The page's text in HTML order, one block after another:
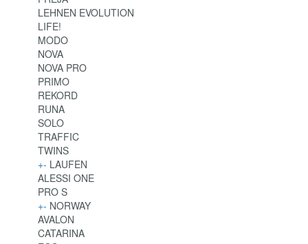
LEHNEN EVOLUTION
LIFE!
MODO
NOVA
NOVA PRO
PRIMO
REKORD
RUNA
SOLO
TRAFFIC
TWINS
+- LAUFEN
ALESSI ONE
PRO S
+- NORWAY
AVALON
CATARINA